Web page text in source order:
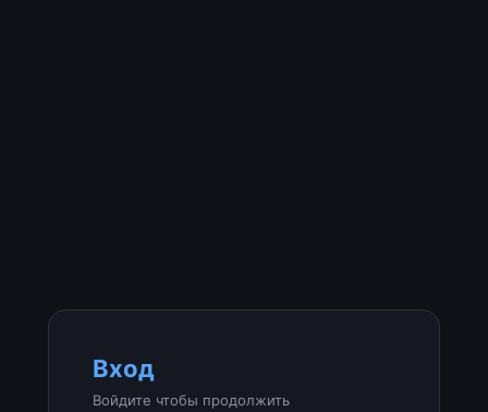
Вход
Войдите чтобы продолжить